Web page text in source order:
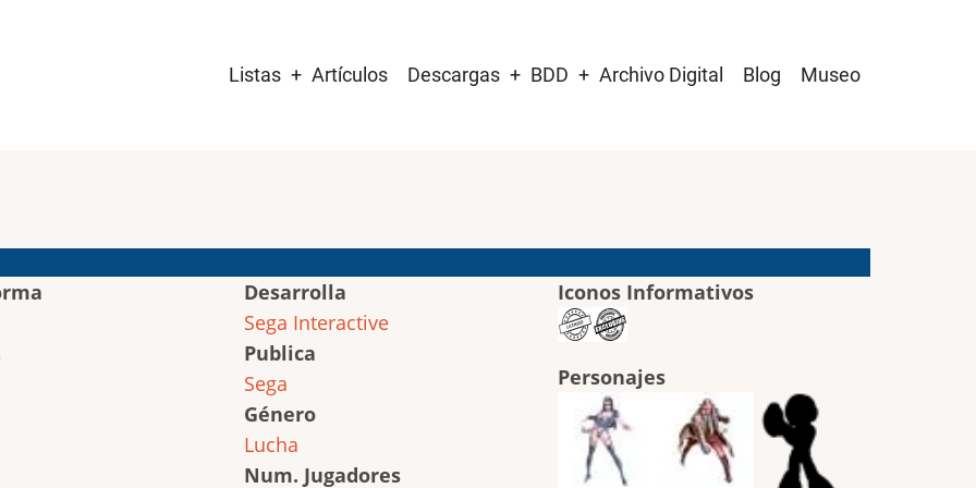
navigation
Listas Artículos Descargas BDD Archivo Digital Blog Museo
Desarrolla
Sega Interactive
Publica
Sega
Género
Lucha
Num. Jugadores
Iconos Informativos
Personajes